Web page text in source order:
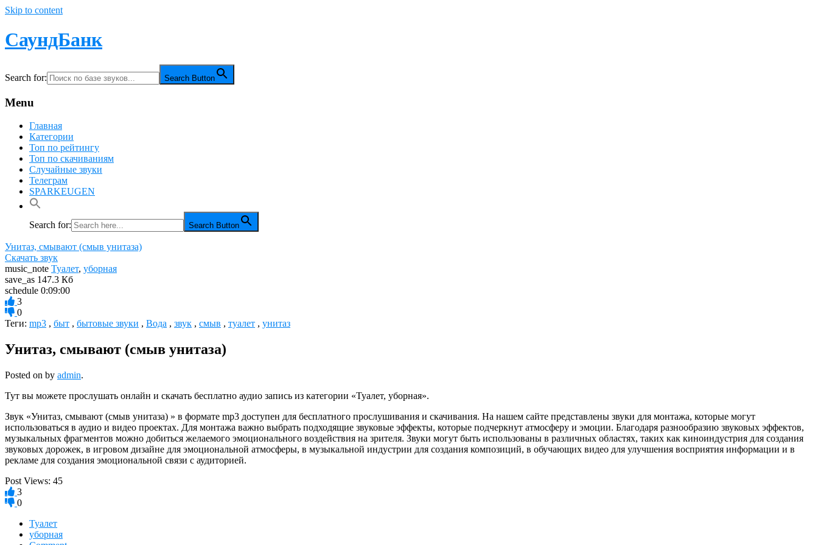
Skip to content
СаундБанк
Search for: Search Button
Menu
Главная
Категории
Топ по рейтингу
Топ по скачиваниям
Случайные звуки
Телеграм
SPARKEUGEN
Search for: Search Button
Унитаз, смывают (смыв унитаза)
Скачать звук
music_note Туалет, уборная
save_as 147.3 Кб
schedule 0:09:00
3
0
Теги: mp3 , быт , бытовые звуки , Вода , звук , смыв , туалет , унитаз
Унитаз, смывают (смыв унитаза)
Posted on by admin.
Тут вы можете прослушать онлайн и скачать бесплатно аудио запись из категории «Туалет, уборная».
Звук «Унитаз, смывают (смыв унитаза) » в формате mp3 доступен для бесплатного прослушивания и скачивания. На нашем сайте представлены звуки для монтажа, которые могут
использоваться в аудио и видео проектах. Для монтажа важно выбрать подходящие звуковые эффекты, которые подчеркнут атмосферу и эмоции. Благодаря разнообразию звуковых эффектов,
музыкальных фрагментов можно добиться желаемого эмоционального воздействия на зрителя. Звуки могут быть использованы в различных областях, таких как киноиндустрия для создания
звуковых дорожек, в игровом дизайне для эмоциональной атмосферы, в музыкальной индустрии для создания композиций, в обучающих видео для улучшения восприятия информации и в
рекламе для создания эмоциональной связи с аудиторией.
Post Views: 45
3
0
Туалет
уборная